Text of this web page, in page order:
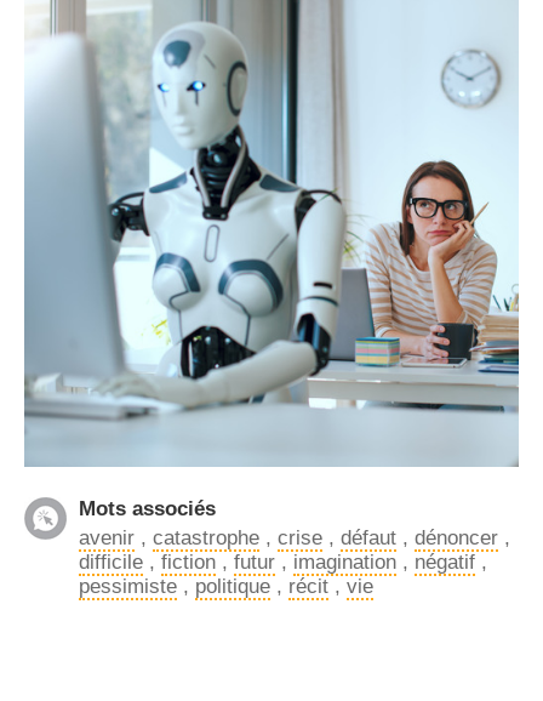
Mots associés
avenir , catastrophe , crise , défaut , dénoncer ,
difficile , fiction , futur , imagination , négatif ,
pessimiste , politique , récit , vie